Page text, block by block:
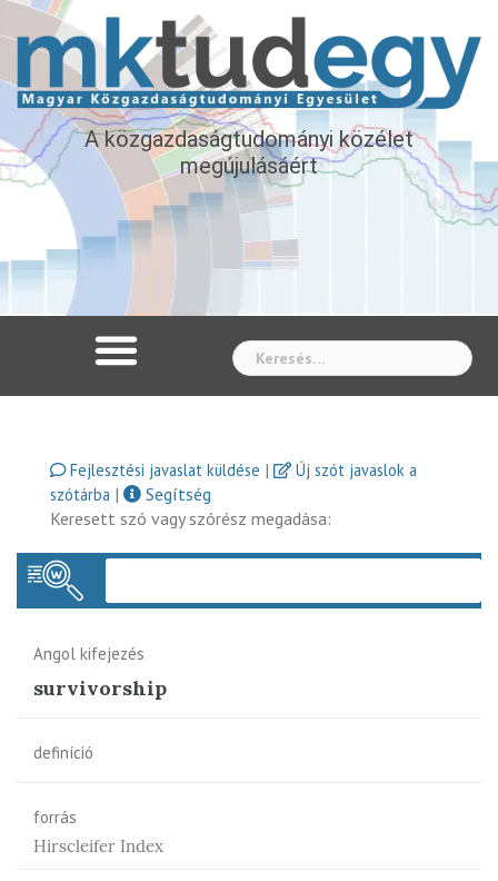
A közgazdaságtudományi közélet
megújulásáért
Fejlesztési javaslat küldése |
Új szót javaslok a
szótárba |
Segítség
Keresett szó vagy szórész megadása:
Angol kifejezés
survivorship
definíció
forrás
Hirscleifer Index